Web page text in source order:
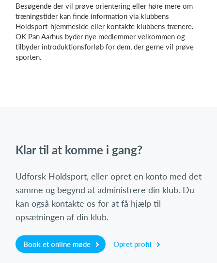
Besøgende der vil prøve orientering eller høre mere om
træningstider kan finde information via klubbens
Holdsport-hjemmeside eller kontakte klubbens trænere.
OK Pan Aarhus byder nye medlemmer velkommen og
tilbyder introduktionsforløb for dem, der gerne vil prøve
sporten.
Klar til at komme i gang?
Udforsk Holdsport, eller opret en konto med det
samme og begynd at administrere din klub. Du
kan også kontakte os for at få hjælp til
opsætningen af din klub.
Book et online møde Opret profil